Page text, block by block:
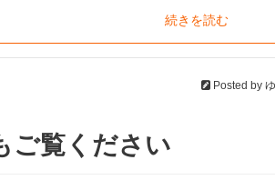
続きを読む
Posted by
ご覧ください